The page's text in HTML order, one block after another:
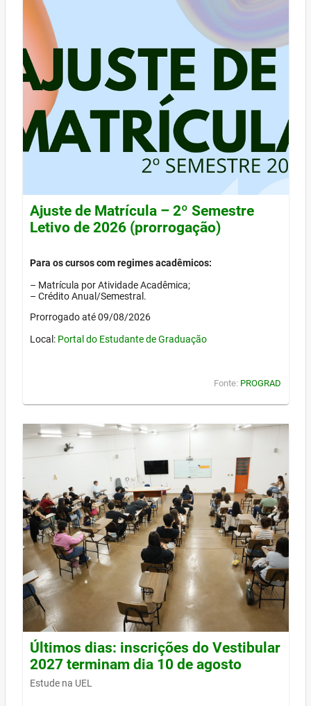
Ajuste de Matrícula – 2º Semestre
Letivo de 2026 (prorrogação)
Para os cursos com regimes acadêmicos:
– Matrícula por Atividade Acadêmica;
– Crédito Anual/Semestral.
Prorrogado até 09/08/2026
Local: Portal do Estudante de Graduação
Fonte: PROGRAD
Últimos dias: inscrições do Vestibular
2027 terminam dia 10 de agosto
Estude na UEL